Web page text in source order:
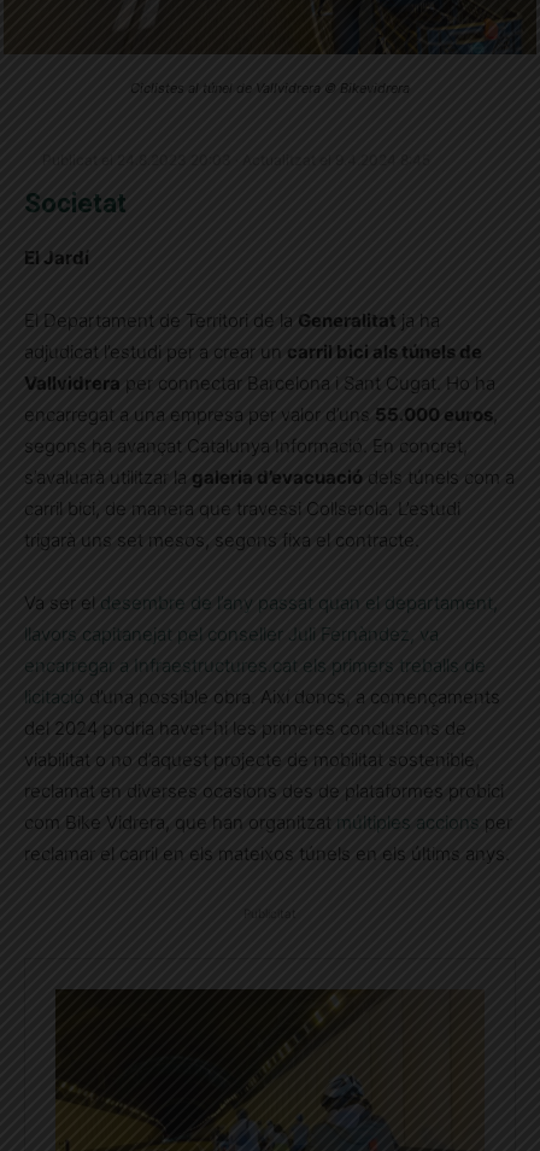
Ciclistes al túnel de Vallvidrera © Bikevidrera
Societat
El Jardí
El Departament de Territori de la Generalitat ja ha
adjudicat l’estudi per a crear un carril bici als túnels de
Vallvidrera per connectar Barcelona i Sant Cugat. Ho ha
encarregat a una empresa per valor d’uns 55.000 euros,
segons ha avançat Catalunya Informació. En concret,
s’avaluarà utilitzar la galeria d’evacuació dels túnels com a
carril bici, de manera que travessi Collserola. L’estudi
trigarà uns set mesos, segons fixa el contracte.
Va ser el desembre de l’any passat quan el departament,
llavors capitanejat pel conseller Juli Fernàndez, va
encarregar a Infraestructures.cat els primers treballs de
licitació d’una possible obra. Així doncs, a començaments
del 2024 podria haver-hi les primeres conclusions de
viabilitat o no d’aquest projecte de mobilitat sostenible,
reclamat en diverses ocasions des de plataformes probici
com Bike Vidrera, que han organitzat múltiples accions per
reclamar el carril en els mateixos túnels en els últims anys.